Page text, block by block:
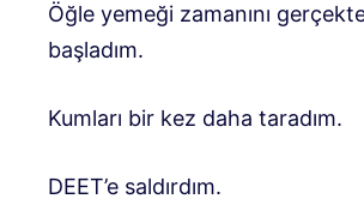
Öğle yemeği zamanını
başladım.
Kumları bir kez daha taradım.
DEET’e saldırdım.